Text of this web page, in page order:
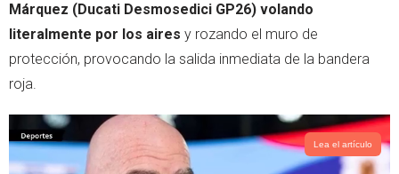
Márquez (Ducati Desmosedici GP26) volando
literalmente por los aires y rozando el muro de
protección, provocando la salida inmediata de la bandera
roja.
Lea el artículo